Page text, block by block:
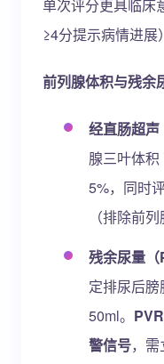
单次评分更具临床
≥4分提示病情进展
前列腺体积与残余
经直肠超声
腺三叶体
5%，同时
（排除前
残余尿量（
定排尿后
50ml。
警信号，需